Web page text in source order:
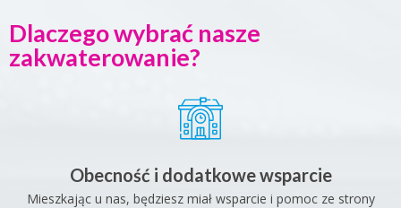
Dlaczego wybrać nasze
zakwaterowanie?
Obecność i dodatkowe wsparcie
Mieszkając u nas, będziesz miał wsparcie i pomoc ze strony